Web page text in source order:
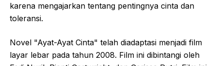
karena mengajarkan tentang pentingnya cinta dan
toleransi.
Novel "Ayat-Ayat Cinta" telah diadaptasi menjadi film
layar lebar pada tahun 2008. Film ini dibintangi oleh